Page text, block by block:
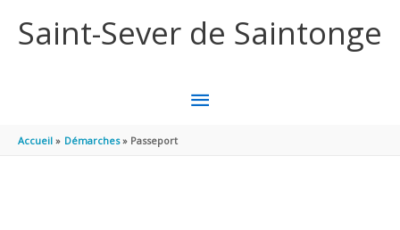
Saint-Sever de Saintonge
MENU
Accueil Démarches Passeport